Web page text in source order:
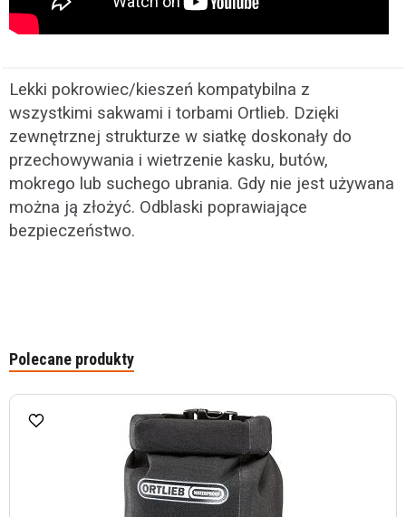
Lekki pokrowiec/kieszeń kompatybilna z
wszystkimi sakwami i torbami Ortlieb. Dzięki
zewnętrznej strukturze w siatkę doskonały do
przechowywania i wietrzenie kasku, butów,
mokrego lub suchego ubrania. Gdy nie jest używana
można ją złożyć. Odblaski poprawiające
bezpieczeństwo.
Polecane produkty